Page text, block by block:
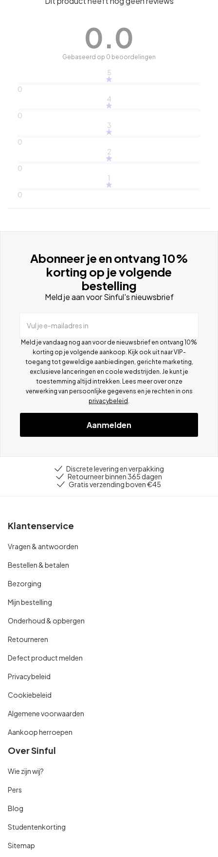
0.0
Gebaseerd op 0 beoordelingen
5
0
4
0
3
0
2
0
1
0
Abonneer je en ontvang 10%
korting op je volgende
bestelling
Meld je aan voor Sinful's nieuwsbrief
Vul je e-mailadres in
Meld je vandaag nog aan voor de nieuwsbrief en ontvang 10%
korting op je volgende aankoop. Kijk ook uit naar VIP-
toegang tot geweldige aanbiedingen, gerichte marketing,
exclusieve lanceringen en coole wedstrijden. Je kunt je
toestemming altijd intrekken. Lees meer over onze
verwerking van persoonlijke gegevens en je rechten in ons
privacybeleid
Aanmelden
Discrete levering en verpakking
Retourneer binnen 365 dagen
Gratis verzending boven €45
Klantenservice
Vragen & antwoorden
Bestellen & betalen
Bezorging
Mijn bestelling
Onderhoud & opbergen
Retourneren
Defect product melden
Privacybeleid
Cookiebeleid
Algemene voorwaarden
Aankoop herroepen
Over Sinful
Wie zijn wij?
Pers
Blog
Studentenkorting
Sitemap